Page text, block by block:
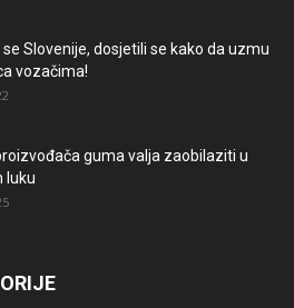
Slovenije, dosjetili se kako da uzmu
vozačima!
guma valja zaobilaziti u
luku